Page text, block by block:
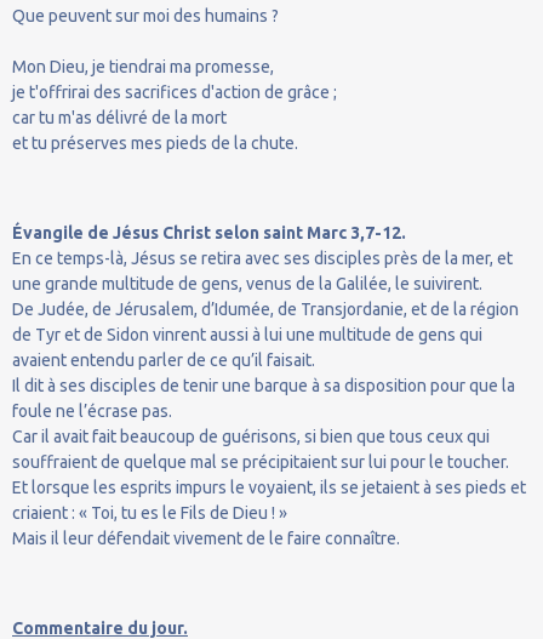
Que peuvent sur moi des humains ?
Mon Dieu, je tiendrai ma promesse,
je t'offrirai des sacrifices d'action de grâce ;
car tu m'as délivré de la mort
et tu préserves mes pieds de la chute.
Évangile de Jésus Christ selon saint Marc 3,7-12.
En ce temps-là, Jésus se retira avec ses disciples près de la mer, et
une grande multitude de gens, venus de la Galilée, le suivirent.
De Judée, de Jérusalem, d’Idumée, de Transjordanie, et de la région
de Tyr et de Sidon vinrent aussi à lui une multitude de gens qui
avaient entendu parler de ce qu’il faisait.
Il dit à ses disciples de tenir une barque à sa disposition pour que la
foule ne l’écrase pas.
Car il avait fait beaucoup de guérisons, si bien que tous ceux qui
souffraient de quelque mal se précipitaient sur lui pour le toucher.
Et lorsque les esprits impurs le voyaient, ils se jetaient à ses pieds et
criaient : « Toi, tu es le Fils de Dieu ! »
Mais il leur défendait vivement de le faire connaître.
Commentaire du jour.